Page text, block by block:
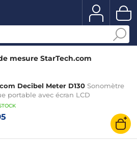
mesure StarTech.com
Decibel Meter D130 Sonomètre
portable avec écran LCD